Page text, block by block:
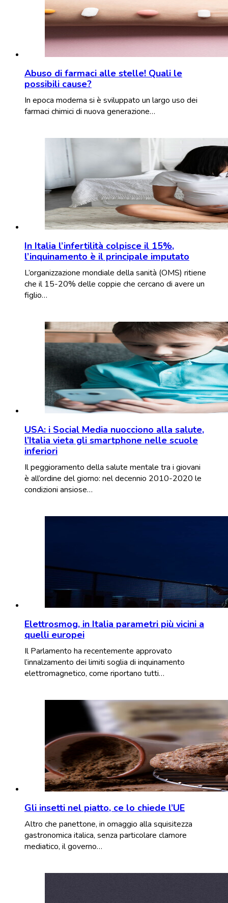
Abuso di farmaci alle stelle! Quali le
possibili cause?
In epoca moderna si è sviluppato un largo uso dei
farmaci chimici di nuova generazione…
In Italia l’infertilità colpisce il 15%,
l’inquinamento è il principale imputato
L’organizzazione mondiale della sanità (OMS) ritiene
che il 15-20% delle coppie che cercano di avere un
figlio…
USA: i Social Media nuocciono alla salute,
l’Italia vieta gli smartphone nelle scuole
inferiori
Il peggioramento della salute mentale tra i giovani
è all’ordine del giorno: nel decennio 2010-2020 le
condizioni ansiose…
Elettrosmog, in Italia parametri più vicini a
quelli europei
Il Parlamento ha recentemente approvato
l’innalzamento dei limiti soglia di inquinamento
elettromagnetico, come riportano tutti…
Gli insetti nel piatto, ce lo chiede l’UE
Altro che panettone, in omaggio alla squisitezza
gastronomica italica, senza particolare clamore
mediatico, il governo…